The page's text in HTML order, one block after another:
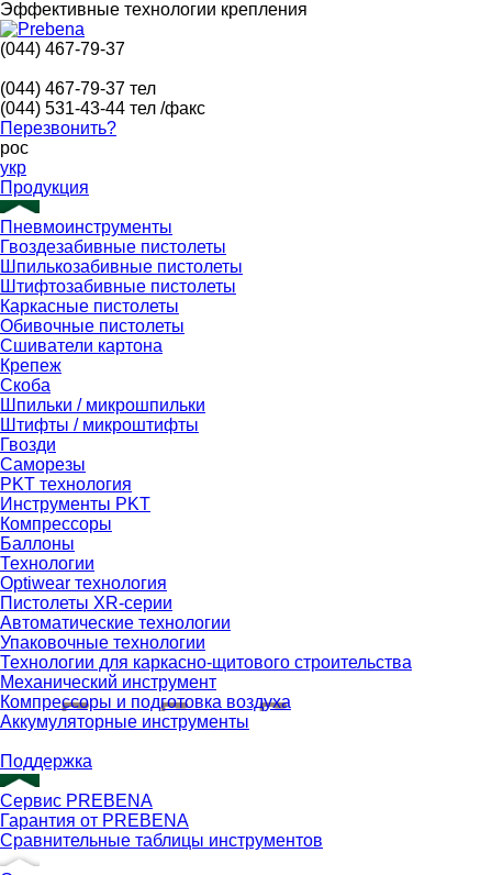
Эффективные технологии крепления
(044) 467-79-37
(044) 467-79-37 тел
(044) 531-43-44 тел /факс
Перезвонить?
рос
укр
Продукция
Пневмоинструменты
Гвоздезабивные пистолеты
Шпилькозабивные пистолеты
Штифтозабивные пистолеты
Каркасные пистолеты
Обивочные пистолеты
Сшиватели картона
Крепеж
Скоба
Шпильки / микрошпильки
Штифты / микроштифты
Гвозди
Саморезы
PKT технология
Инструменты PKT
Компрессоры
Баллоны
Технологии
Optiwear технология
Пистолеты XR-серии
Автоматические технологии
Упаковочные технологии
Технологии для каркасно-щитового строительства
Механический инструмент
Компрессоры и подготовка воздуха
Аккумуляторные инструменты
Поддержка
Сервис PREBENA
Гарантия от PREBENA
Сравнительные таблицы инструментов